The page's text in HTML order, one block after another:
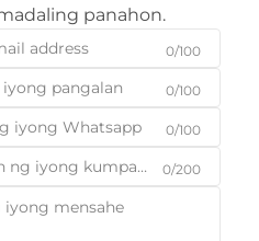
panahon.
0/100
0/100
0/100
0/200